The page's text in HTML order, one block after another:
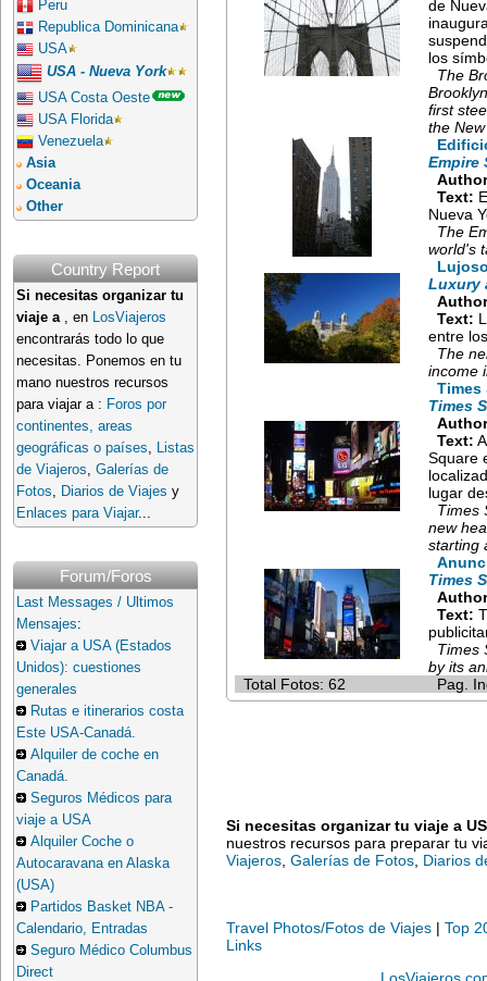
Peru
Republica Dominicana
USA
USA - Nueva York
USA Costa Oeste
USA Florida
Venezuela
Asia
Oceania
Other
Country Report
Si necesitas organizar tu
viaje a , en LosViajeros
encontrarás todo lo que
necesitas. Ponemos en tu
mano nuestros recursos
para viajar a : Foros por
continentes, areas
geográficas o países, Listas
de Viajeros, Galerías de
Fotos, Diarios de Viajes y
Enlaces para Viajar...
Forum/Foros
Last Messages / Ultimos
Mensajes:
Viajar a USA (Estados
Unidos): cuestiones
generales
Rutas e itinerarios costa
Este USA-Canadá.
Alquiler de coche en
Canadá.
Seguros Médicos para
viaje a USA
Alquiler Coche o
Autocaravana en Alaska
(USA)
Partidos Basket NBA -
Calendario, Entradas
Seguro Médico Columbus
Direct
de
los
The
first
the
Empire
Text:
Nueva
The
world's
Luxury
Text:
entre
The
income
Times
Times
Text:
Square
lugar
Times
new
starting
Times
Text:
Times
by its
Total Fotos: 62
Pag.
Si necesitas organizar tu viaje a
nuestros recursos para preparar tu
Viajeros Galerías de Fotos Diarios
Travel Photos/Fotos de Viajes | Top
Links